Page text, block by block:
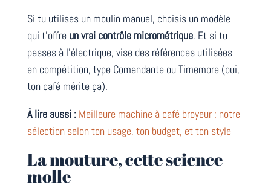
Si tu utilises un moulin manuel, choisis un modèle
qui t’offre un vrai contrôle micrométrique. Et si tu
passes à l’électrique, vise des références utilisées
en compétition, type Comandante ou Timemore (oui,
ton café mérite ça).
À lire aussi : Meilleure machine à café broyeur : notre
sélection selon ton usage, ton budget, et ton style
La mouture, cette science
molle